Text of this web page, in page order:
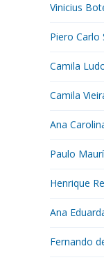
Vinicius
Piero Carlo
Camila
Camila
Ana
Paulo
Henrique
Ana
Fernando